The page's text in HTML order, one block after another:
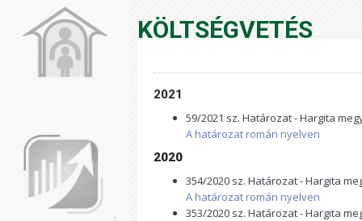
KÖLTSÉGVETÉS
2021
59/2021 sz. Határozat - Hargita
A határozat román nyelven
2020
354/2020 sz. Határozat - Hargita
A határozat román nyelven
353/2020 sz. Határozat - Hargita